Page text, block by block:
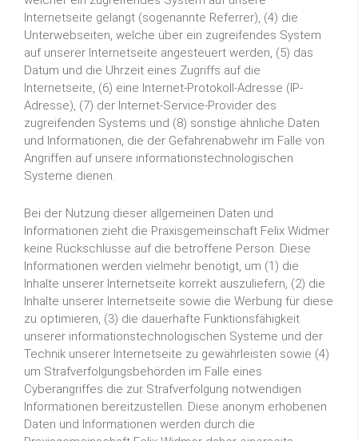
Internetseite gelangt (sogenannte Referrer), (4) die
Unterwebseiten, welche über ein zugreifendes System
auf unserer Internetseite angesteuert werden, (5) das
Datum und die Uhrzeit eines Zugriffs auf die
Internetseite, (6) eine Internet-Protokoll-Adresse (IP-
Adresse), (7) der Internet-Service-Provider des
zugreifenden Systems und (8) sonstige ähnliche Daten
und Informationen, die der Gefahrenabwehr im Falle von
Angriffen auf unsere informationstechnologischen
Systeme dienen.
Bei der Nutzung dieser allgemeinen Daten und
Informationen zieht die Praxisgemeinschaft Felix Widmer
keine Rückschlüsse auf die betroffene Person. Diese
Informationen werden vielmehr benötigt, um (1) die
Inhalte unserer Internetseite korrekt auszuliefern, (2) die
Inhalte unserer Internetseite sowie die Werbung für diese
zu optimieren, (3) die dauerhafte Funktionsfähigkeit
unserer informationstechnologischen Systeme und der
Technik unserer Internetseite zu gewährleisten sowie (4)
um Strafverfolgungsbehörden im Falle eines
Cyberangriffes die zur Strafverfolgung notwendigen
Informationen bereitzustellen. Diese anonym erhobenen
Daten und Informationen werden durch die